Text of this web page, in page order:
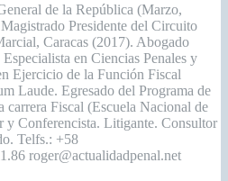
de la República (Marzo,
Presidente del Circuito
Caracas (2017). Abogado
en Ciencias Penales y
Ejercicio de la Función Fiscal
Laude. Egresado del Programa de
carrera Fiscal (Escuela Nacional de
y Conferencista. Litigante. Consultor
Telfs.: +58
roger@actualidadpenal.net